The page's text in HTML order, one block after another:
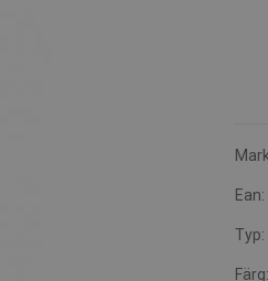
Ean:
Typ:
Färg: